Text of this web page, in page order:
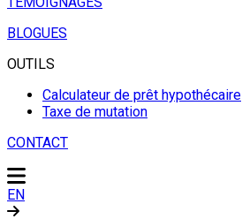
BLOGUES
OUTILS
Calculateur de prêt hypothécaire
Taxe de mutation
CONTACT
EN